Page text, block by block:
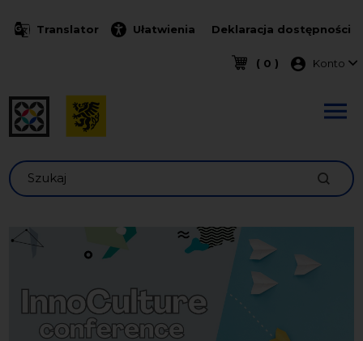
Translator Ułatwienia Deklaracja dostępności
( 0 ) Menu
Konto
Szukaj